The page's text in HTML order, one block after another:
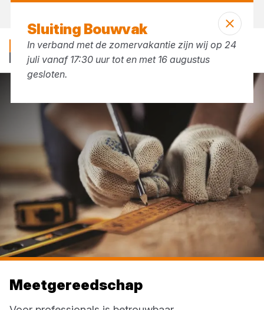
Meetgereedschap
Sluiting Bouwvak
In verband met de zomervakantie zijn wij op 24
juli vanaf 17:30 uur tot en met 16 augustus
gesloten.